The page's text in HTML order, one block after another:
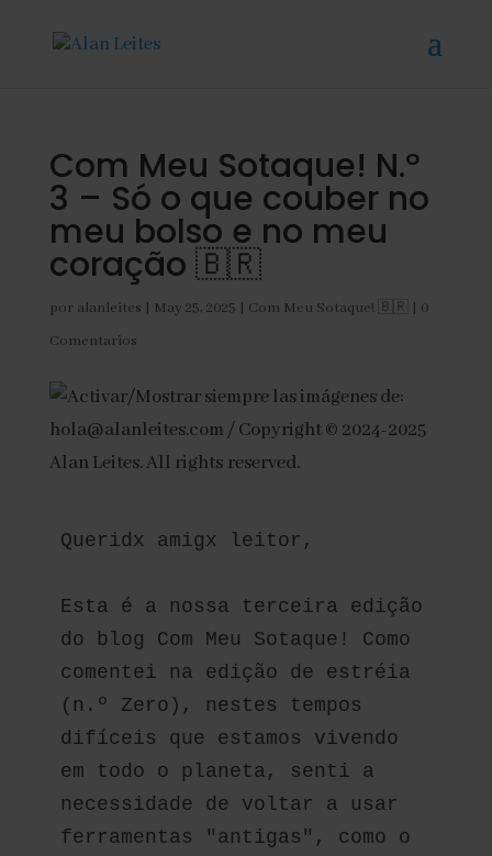
Com Meu Sotaque! N.º
3 – Só o que couber no
meu bolso e no meu
coração 🇧🇷
por alanleites | May 25, 2025 | Com Meu Sotaque! 🇧🇷| 0
Comentarios
Queridx amigx leitor,
Esta é a nossa terceira edição
do blog Com Meu Sotaque! Como
comentei na edição de estréia
(n.º Zero), nestes tempos
difíceis que estamos vivendo
em todo o planeta, senti a
necessidade de voltar a usar
ferramentas "antigas", como o